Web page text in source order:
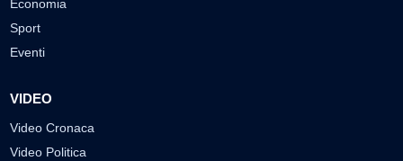
Economia
Sport
Eventi
VIDEO
Video Cronaca
Video Politica